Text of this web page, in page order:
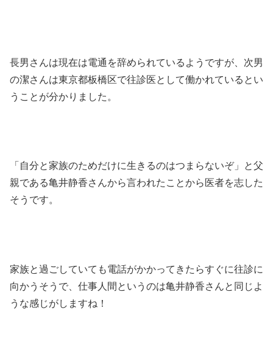
長男さんは現在は電通を辞められているようですが、次男
の潔さんは東京都板橋区で往診医として働かれているとい
うことが分かりました。
「自分と家族のためだけに生きるのはつまらないぞ」と父
親である亀井静香さんから言われたことから医者を志した
そうです。
家族と過ごしていても電話がかかってきたらすぐに往診に
向かうそうで、仕事人間というのは亀井静香さんと同じよ
うな感じがしますね！